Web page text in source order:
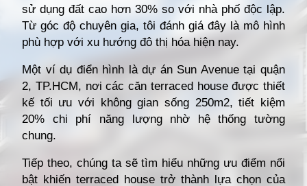
sử dụng đất cao hơn 30% so với nhà phố độc lập.
Từ góc độ chuyên gia, tôi đánh giá đây là mô hình
phù hợp với xu hướng đô thị hóa hiện nay.
Một ví dụ điển hình là dự án Sun Avenue tại quận
2, TP.HCM, nơi các căn terraced house được thiết
kế tối ưu với không gian sống 250m2, tiết kiệm
20% chi phí năng lượng nhờ hệ thống tường
chung.
Tiếp theo, chúng ta sẽ tìm hiểu những ưu điểm nổi
bật khiến terraced house trở thành lựa chọn của